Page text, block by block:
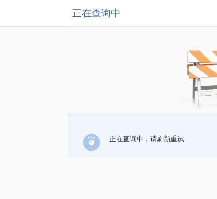
正在查询中
正在查询中，请刷新重试